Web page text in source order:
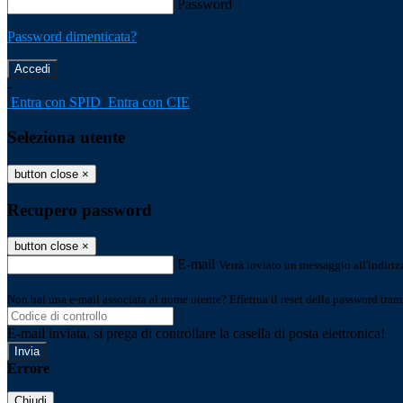
Password
Password dimenticata?
-
Entra con SPID Entra con CIE
Seleziona utente
button close ×
Recupero password
button close ×
E-mail Verrà inviato un messaggio
Non hai una e-mail associata al nome utente? Effettua il reset della password
E-mail inviata, si prega di controllare la casella di posta elettronica!
Errore